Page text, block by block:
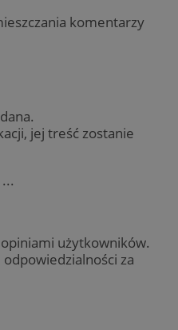
komentarzy
jej treść zostanie
użytkowników.
za